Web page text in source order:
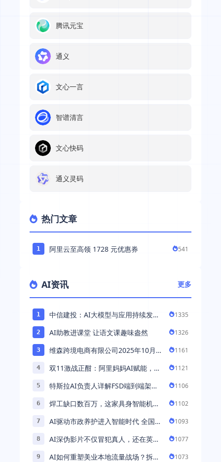
腾讯元宝
通义
文心一言
智谱清言
文心快码
通义灵码
热门文章
1 阿里云至高领 1728 元优惠券 541
AI资讯 更多
1
中信建投：AI大模型与应用持续发展
1335
2 AI助教进课堂 让语文课趣味盎然 1326
3
维森跨境电商有限公司2025年10月落
1161
4
双11激战正酣：阿里妈妈AI赋能，助
1121
5
特斯拉AI负责人详解FSD端到端架
能 ...
1106
6
焊工缺口数百万，这家具身智能机器
1102
7
AI驱动市政养护进入智能时代 全国首
1093
8
AI深伪影片不仅冒犯真人，还在英国
1077
9
AI如何重塑美业本地流量战场？拆
1073